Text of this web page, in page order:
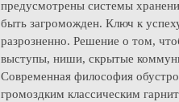
предусмотрены системы
быть загроможден. Ключ к
разрозненно. Решение о том,
выступы, ниши, скрытые
Современная философия
громоздким классическим